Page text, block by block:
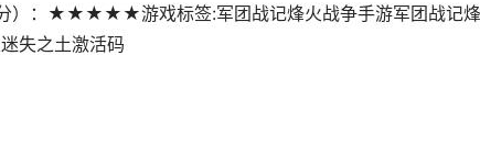
）：★★★★★游戏标签:军团战记烽火战争手游军团战记烽
失之土激活码